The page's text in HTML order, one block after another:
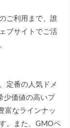
ご利用まで、誰
ブサイトでご活
定番の人気ドメ
少価値の高いプ
富なラインナッ
。また、GMOペ